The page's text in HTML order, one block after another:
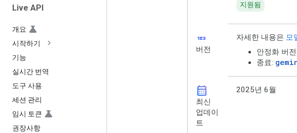
Live API
개요
시작하기
기능
실시간 번역
도구 사용
세션 관리
임시 토큰
권장사항
지원됨
123
버전
자세한 내용은 모
안정화 버전:
종료:
calendar_month
최신
업데이
트
2025년 6월